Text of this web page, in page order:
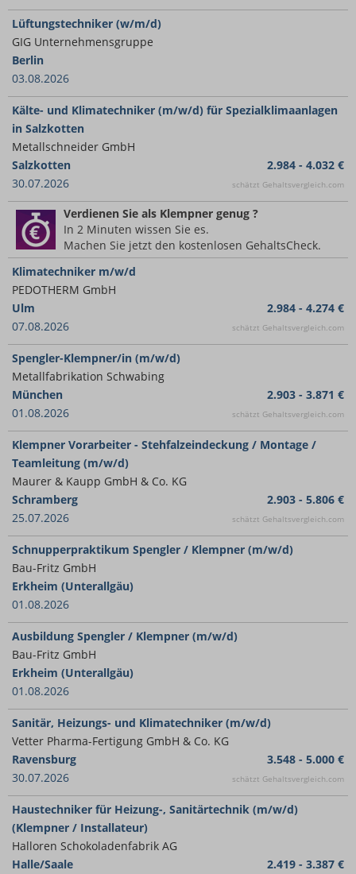
Lüftungstechniker (w/m/d)
GIG Unternehmensgruppe
Berlin
03.08.2026
Kälte- und Klimatechniker (m/w/d) für Spezialklimaanlagen
in Salzkotten
Metallschneider GmbH
Salzkotten
30.07.2026
2.984 - 4.032 €
schätzt Gehaltsvergleich.com
Verdienen Sie als Klempner genug ?
In 2 Minuten wissen Sie es.
Machen Sie jetzt den kostenlosen GehaltsCheck.
Klimatechniker m/w/d
PEDOTHERM GmbH
Ulm
07.08.2026
2.984 - 4.274 €
schätzt Gehaltsvergleich.com
Spengler-Klempner/in (m/w/d)
Metallfabrikation Schwabing
München
01.08.2026
2.903 - 3.871 €
schätzt Gehaltsvergleich.com
Klempner Vorarbeiter - Stehfalzeindeckung / Montage /
Teamleitung (m/w/d)
Maurer & Kaupp GmbH & Co. KG
Schramberg
25.07.2026
2.903 - 5.806 €
schätzt Gehaltsvergleich.com
Schnupperpraktikum Spengler / Klempner (m/w/d)
Bau-Fritz GmbH
Erkheim (Unterallgäu)
01.08.2026
Ausbildung Spengler / Klempner (m/w/d)
Bau-Fritz GmbH
Erkheim (Unterallgäu)
01.08.2026
Sanitär, Heizungs- und Klimatechniker (m/w/d)
Vetter Pharma-Fertigung GmbH & Co. KG
Ravensburg
30.07.2026
3.548 - 5.000 €
schätzt Gehaltsvergleich.com
Haustechniker für Heizung-, Sanitärtechnik (m/w/d)
(Klempner / Installateur)
Halloren Schokoladenfabrik AG
Halle/Saale
2.419 - 3.387 €